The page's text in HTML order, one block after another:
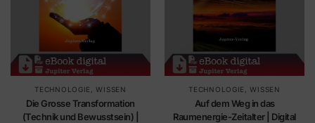
TECHNOLOGIE ,WISSEN
Die Grosse Transformation
(Technik und Bewusstsein) |
TECHNOLOGIE ,WISSEN
Auf dem Weg in das
Raumenergie-Zeitalter | Digital